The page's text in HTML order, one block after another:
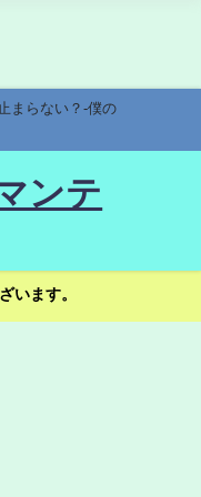
まらない？-僕の
ンテ
います。